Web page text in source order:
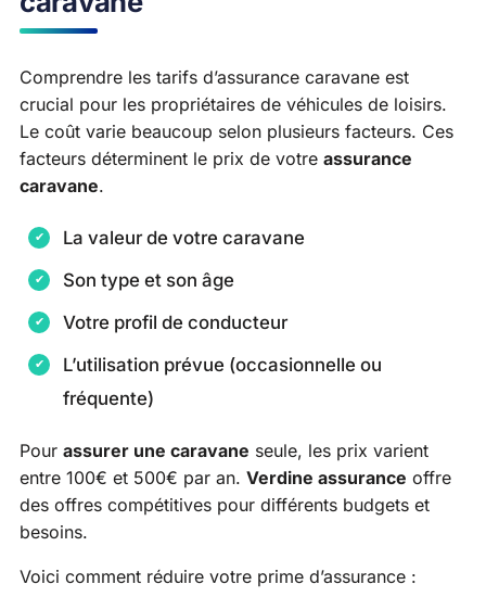
Comprendre les tarifs d’assurance caravane est
crucial pour les propriétaires de véhicules de loisirs.
Le coût varie beaucoup selon plusieurs facteurs. Ces
facteurs déterminent le prix de votre assurance
caravane.
La valeur de votre caravane
Son type et son âge
Votre profil de conducteur
L’utilisation prévue (occasionnelle ou
fréquente)
Pour assurer une caravane seule, les prix varient
entre 100€ et 500€ par an. Verdine assurance offre
des offres compétitives pour différents budgets et
besoins.
Voici comment réduire votre prime d’assurance :